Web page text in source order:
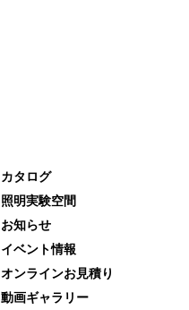
カタログ
照明実験空間
お知らせ
イベント情報
オンラインお見積り
動画ギャラリー